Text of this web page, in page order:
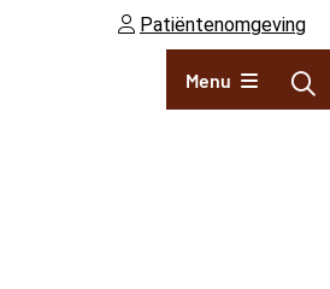
Patiëntenomgeving
Hoofdmenu
Menu